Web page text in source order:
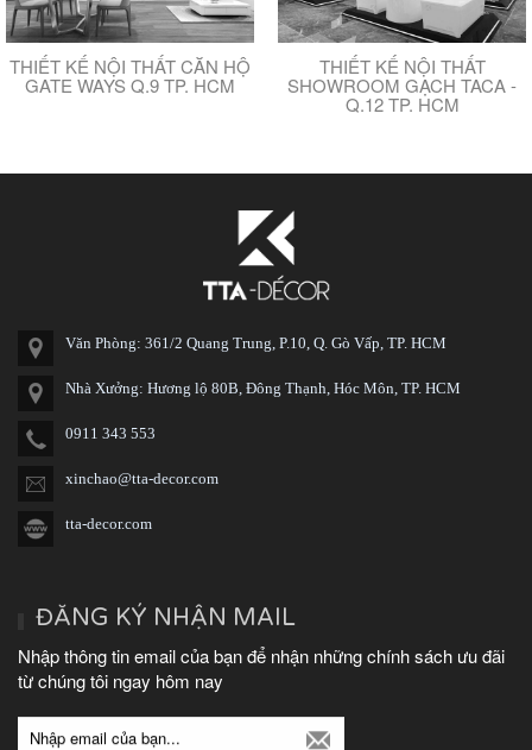
THIẾT KẾ NỘI THẤT CĂN HỘ
GATE WAYS Q.9 TP. HCM
THIẾT KẾ NỘI THẤT
SHOWROOM GẠCH TACA -
Q.12 TP. HCM
Văn Phòng: 361/2 Quang Trung, P.10, Q. Gò Vấp, TP. HCM
Nhà Xưởng: Hương lộ 80B, Đông Thạnh, Hóc Môn, TP. HCM
0911 343 553
xinchao@tta-decor.com
tta-decor.com
ĐĂNG KÝ NHẬN MAIL
Nhập thông tin email của bạn để nhận những chính sách ưu đãi
từ chúng tôi ngay hôm nay